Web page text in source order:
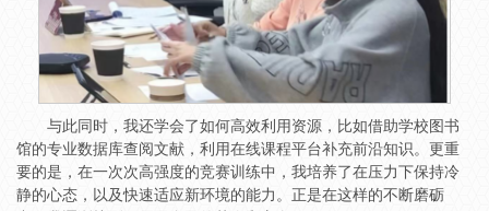
与此同时，我还学会了如何高效利用资源，比如借助学校图书
馆的专业数据库查阅文献，利用在线课程平台补充前沿知识。更重
要的是，在一次次高强度的竞赛训练中，我培养了在压力下保持冷
静的心态，以及快速适应新环境的能力。正是在这样的不断磨砺